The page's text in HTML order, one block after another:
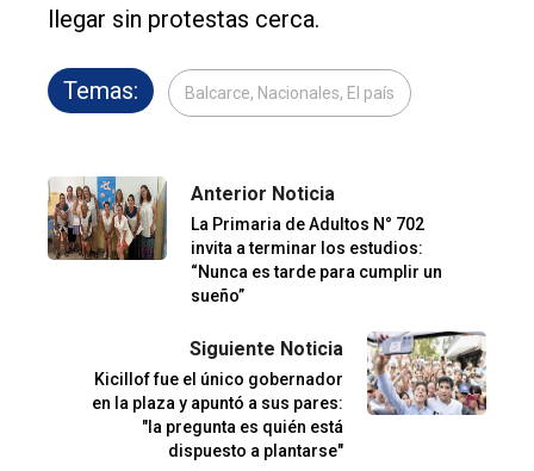
llegar sin protestas cerca.
Temas: Balcarce, Nacionales, El país
Anterior Noticia
La Primaria de Adultos N° 702
invita a terminar los estudios:
“Nunca es tarde para cumplir un
sueño”
Siguiente Noticia
Kicillof fue el único gobernador
en la plaza y apuntó a sus pares:
"la pregunta es quién está
dispuesto a plantarse"